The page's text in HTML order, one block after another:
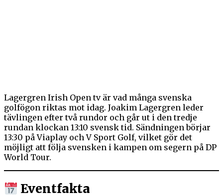
Lagergren Irish Open tv är vad många svenska
golfögon riktas mot idag. Joakim Lagergren leder
tävlingen efter två rundor och går ut i den tredje
rundan klockan 13:10 svensk tid. Sändningen börjar
13:30 på Viaplay och V Sport Golf, vilket gör det
möjligt att följa svensken i kampen om segern på DP
World Tour.
Eventfakta